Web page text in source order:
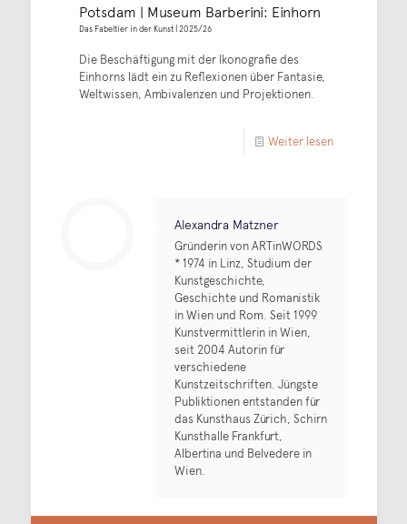
Potsdam | Museum Barberini: Einhorn
Das Fabeltier in der Kunst | 2025/26
Die Beschäftigung mit der Ikonografie des
Einhorns lädt ein zu Reflexionen über Fantasie,
Weltwissen, Ambivalenzen und Projektionen.
Weiter lesen
Alexandra Matzner
Gründerin von ARTinWORDS
* 1974 in Linz, Studium der
Kunstgeschichte,
Geschichte und Romanistik
in Wien und Rom. Seit 1999
Kunstvermittlerin in Wien,
seit 2004 Autorin für
verschiedene
Kunstzeitschriften. Jüngste
Publiktionen entstanden für
das Kunsthaus Zürich, Schirn
Kunsthalle Frankfurt,
Albertina und Belvedere in
Wien.